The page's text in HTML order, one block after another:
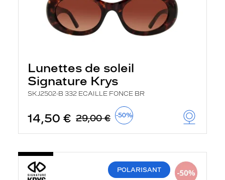
Lunettes de soleil
Signature Krys
SKJ2502-B 332 ECAILLE FONCE BR
14,50 € 29,00 € -50%
POLARISANT